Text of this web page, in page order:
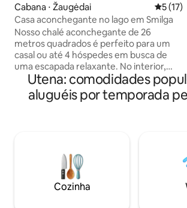
Cabana ⋅ Žaugėdai 5 de
5 (17)
Casa aconchegante no lago em Smilga
Nosso chalé aconchegante de 26
metros quadrados é perfeito para um
casal ou até 4 hóspedes em busca de
uma escapada relaxante. No interior,
você encontrará uma kitchenette, uma
área de jantar, uma cama de casal,
opções de dormitório adicionais e um
aconchego. O amplo terraço coberto é
perfeito para o café da manhã ou para
relaxar à noite. A banheira de
hidromassagem ao lado do terraço
Utena: comodidades
aluguéis por temporada
Cozinha